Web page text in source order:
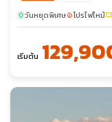
ยิว - สะพานลาดิน -
sunnyวันหยุดพิเศษlocal_fire_departmentโปรไฟไหม้confirmation_number
เริ่มต้น